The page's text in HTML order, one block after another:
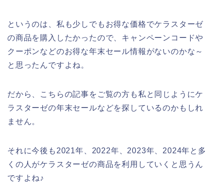
というのは、私も少しでもお得な価格でケラスターゼ
の商品を購入したかったので、キャンペーンコードや
クーポンなどのお得な年末セール情報がないのかな～
と思ったんですよね。
だから、こちらの記事をご覧の方も私と同じようにケ
ラスターゼの年末セールなどを探しているのかもしれ
ません。
それに今後も2021年、2022年、2023年、2024年と多
くの人がケラスターゼの商品を利用していくと思うん
ですよね♪